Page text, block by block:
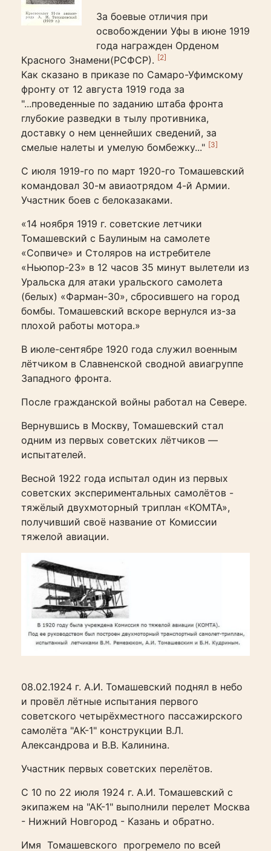
За боевые отличия при
освобождении Уфы в июне 1919
года награжден Орденом
Красного Знамени(РСФСР). [2]
Как сказано в приказе по Самаро-Уфимскому
фронту от 12 августа 1919 года за
"...проведенные по заданию штаба фронта
глубокие разведки в тылу противника,
доставку о нем ценнейших сведений, за
смелые налеты и умелую бомбежку..." [3]
С июля 1919-го по март 1920-го Томашевский
командовал 30-м авиаотрядом 4-й Армии.
Участник боев с белоказаками.
«14 ноября 1919 г. советские летчики
Томашевский с Баулиным на самолете
«Сопвиче» и Столяров на истребителе
«Ньюпор-23» в 12 часов 35 минут вылетели из
Уральска для атаки уральского самолета
(белых) «Фарман-30», сбросившего на город
бомбы. Томашевский вскоре вернулся из-за
плохой работы мотора.»
В июле-сентябре 1920 года служил военным
лётчиком в Славненской сводной авиагруппе
Западного фронта.
После гражданской войны работал на Севере.
Вернувшись в Москву, Томашевский стал
одним из первых советских лётчиков —
испытателей.
Весной 1922 года испытал один из первых
советских экспериментальных самолётов -
тяжёлый двухмоторный триплан «КОМТА»,
получивший своё название от Комиссии
тяжелой авиации.
08.02.1924 г. А.И. Томашевский поднял в небо
и провёл лётные испытания первого
советского четырёхместного пассажирского
самолёта "АК-1" конструкции В.Л.
Александрова и В.В. Калинина.
Участник первых советских перелётов.
С 10 по 22 июля 1924 г. А.И. Томашевский с
экипажем на "АК-1" выполнили перелет Москва
- Нижний Новгород - Казань и обратно.
Имя Томашевского прогремело по всей